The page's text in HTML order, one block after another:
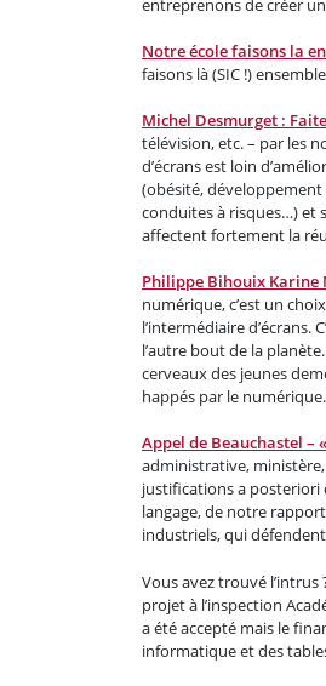
Notre école faisons la
faisons là (SIC !)
Michel Desmurget :
télévision, etc. – par les
d’écrans est loin
(obésité,
conduites à risques…) et
affectent fortement la
Philippe Bihouix Karine
numérique, c’est un
l’intermédiaire d’écrans.
l’autre bout de la
cerveaux des jeunes
happés par le
Appel de Beauchastel – «
administrative,
justifications a posteriori
langage, de notre
industriels, qui
Vous avez trouvé l’intrus
projet à l’inspection
a été accepté mais le
informatique et des